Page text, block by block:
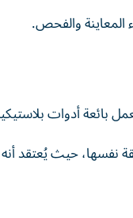
المعاينة والفحص.
نفسها، حيث يُعتقد